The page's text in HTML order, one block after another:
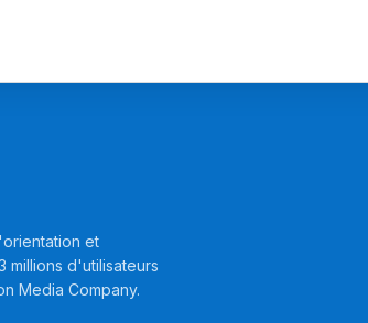
et
millions d'utilisateurs
Media Company.